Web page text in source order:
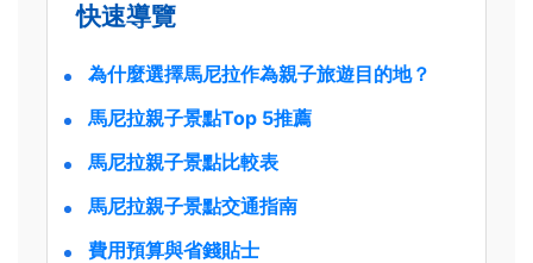
快速導覽
為什麼選擇馬尼拉作為親子旅遊目的地？
馬尼拉親子景點Top 5推薦
馬尼拉親子景點比較表
馬尼拉親子景點交通指南
費用預算與省錢貼士